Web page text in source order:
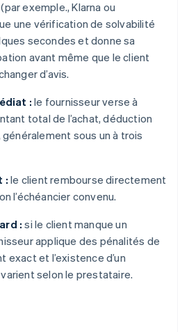
exemple., Klarna ou
une vérification de solvabilité
secondes et donne sa
avant même que le client
d’avis.
: le fournisseur verse à
total de l’achat, déduction
sous un à trois
: le client rembourse directement
l’échéancier convenu.
: si le client manque un
applique des pénalités de
exact et l’existence d’un
selon le prestataire.